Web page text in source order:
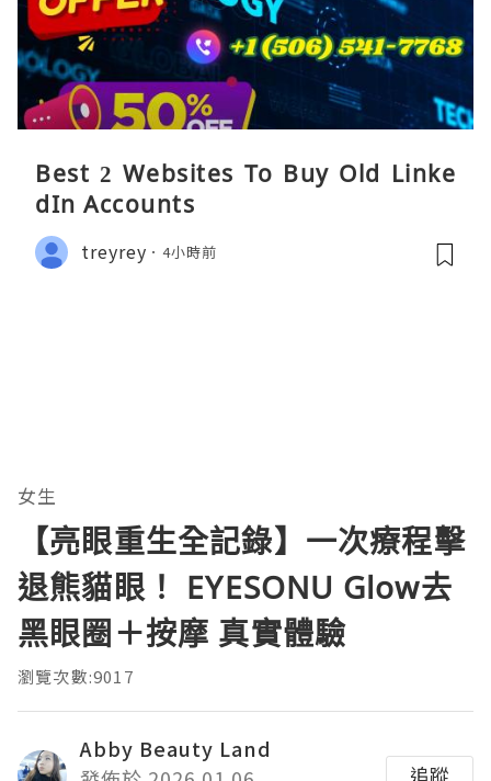
Best 2 Websites To Buy Old Linke
dIn Accounts
treyrey 4小時前
女生
【亮眼重生全記錄】一次療程擊
退熊貓眼！ EYESONU Glow去
黑眼圈＋按摩 真實體驗
瀏覽次數:9017
Abby Beauty Land
追蹤